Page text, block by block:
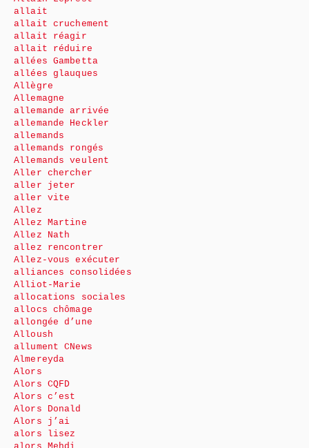
allait
allait cruchement
allait réagir
allait réduire
allées Gambetta
allées glauques
Allègre
Allemagne
allemande arrivée
allemande Heckler
allemands
allemands rongés
Allemands veulent
Aller chercher
aller jeter
aller vite
Allez
Allez Martine
Allez Nath
allez rencontrer
Allez-vous exécuter
alliances consolidées
Alliot-Marie
allocations sociales
allocs chômage
allongée d’une
Alloush
allument CNews
Almereyda
Alors
Alors CQFD
Alors c’est
Alors Donald
Alors j’ai
alors lisez